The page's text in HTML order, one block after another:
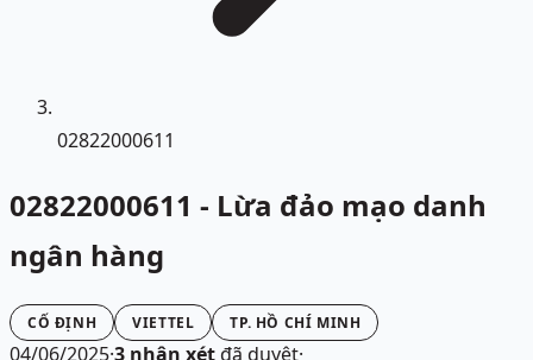
02822000611
02822000611 - Lừa đảo mạo danh
ngân hàng
CỐ ĐỊNH VIETTEL TP. HỒ CHÍ MINH
04/06/2025·3 nhận xétđã duyệt·